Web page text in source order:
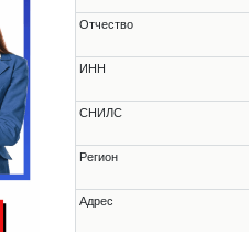
Отчество
ИНН
СНИЛС
Регион
Адрес